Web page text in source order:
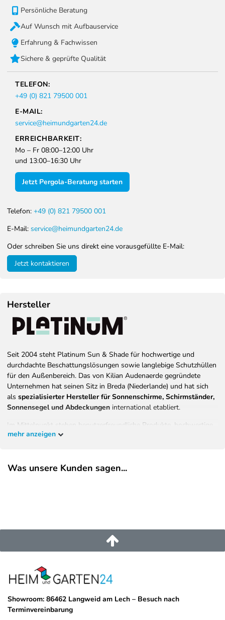
Persönliche Beratung
Auf Wunsch mit Aufbauservice
Erfahrung & Fachwissen
Sichere & geprüfte Qualität
TELEFON:
+49 (0) 821 79500 001
E-MAIL:
service@heimundgarten24.de
ERREICHBARKEIT:
Mo – Fr 08:00–12:00 Uhr
und 13:00–16:30 Uhr
Jetzt Pergola-Beratung starten
Telefon: +49 (0) 821 79500 001
E-Mail: service@heimundgarten24.de
Oder schreiben Sie uns direkt eine vorausgefüllte E-Mail:
Jetzt kontaktieren
Hersteller
Seit 2004 steht Platinum Sun & Shade für hochwertige und
durchdachte Beschattungslösungen sowie langlebige Schutzhüllen
für den Außenbereich. Das von Kilian Audenaerde gegründete
Unternehmen hat seinen Sitz in Breda (Niederlande) und hat sich
als spezialisierter Hersteller für Sonnenschirme, Schirmständer,
Sonnensegel und Abdeckungen international etabliert.
Im Mittelpunkt stehen benutzerfreundliche Produkte, hochwertige
Materialien und eine konsequente Ausrichtung auf Langlebigkeit,
Terrasse oder dem Balkon entspannt, sicher und stilvoll zu
Ergebnis ist eine vielseitige, innovative Kollektion, die
Funktionalität, Design und Qualität
Platinum B.V.
Asselbergsstraat
4815Breda Niederlande
sales@platinum.nl
mehr anzeigen
Was unsere Kunden sagen...
Showroom: 86462 Langweid am Lech – Besuch nach
Terminvereinbarung